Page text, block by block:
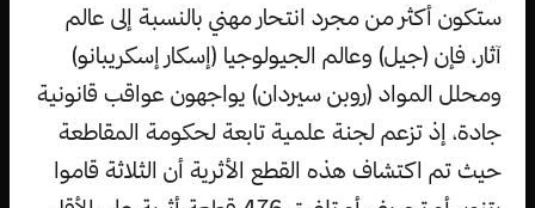
ستكون أكثر من مجرد انتحار مهني بالنسبة إلى عالم
آثار، فإن (جيل) وعالم الجيولوجيا (إسكار إسكريبانو)
ومحلل المواد (روبن سيردان) يواجهون عواقب قانونية
جادة، إذ تزعم لجنة علمية تابعة لحكومة المقاطعة
حيث تم اكتشاف هذه القطع الأثرية أن الثلاثة قاموا